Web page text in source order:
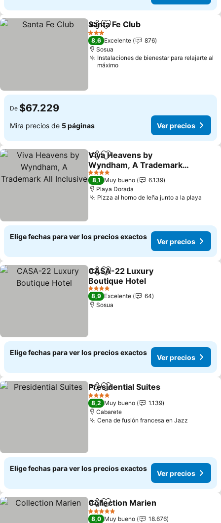
CompartirAgregar a favoritos
Santa Fe Club
3 Estrellas
8,6 Excelente
876
Sosua
Instalaciones de bienestar para relajarte al
máximo
De $67.229
Mira precios de 5 páginas Ver precios
CompartirAgregar a favoritos
Viva Heavens by
Wyndham, A Trademark
All Inclusive
4 Estrellas
8,1 Muy bueno
6.139
Playa Dorada
Pizza al horno de leña junto a la playa
Elige fechas para ver los precios exactos
Ver precios
CompartirAgregar a favoritos
CASA-22 Luxury
Boutique Hotel
4 Estrellas
8,9 Excelente
64
Sosua
Elige fechas para ver los precios exactos
Ver precios
CompartirAgregar a favoritos
Presidential Suites
4 Estrellas
8,2 Muy bueno
1.139
Cabarete
Cena de fusión francesa en Jazz
Elige fechas para ver los precios exactos
Ver precios
CompartirAgregar a favoritos
Collection Marien
5 Estrellas
8,0 Muy bueno
18.676